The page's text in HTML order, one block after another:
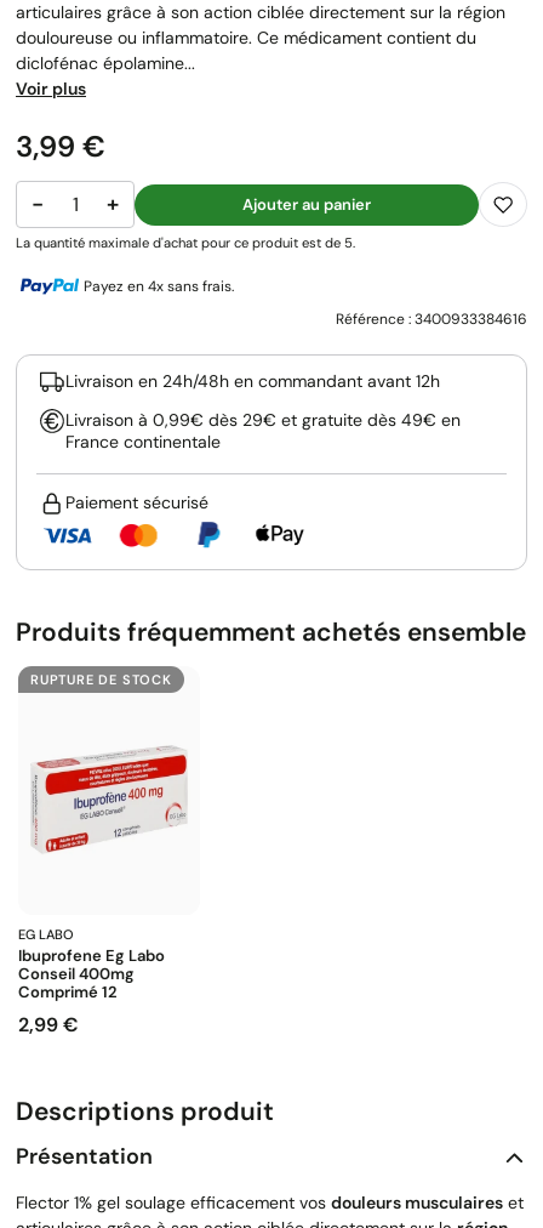
articulaires grâce à son action ciblée directement sur la région
douloureuse ou inflammatoire. Ce médicament contient du
diclofénac épolamine...
Voir plus
Prix
3,99 €
− + Ajouter au panier
La quantité maximale d'achat pour ce produit est de 5.
Payez en 4x sans frais.
Référence :3400933384616
Livraison en 24h/48h en commandant avant 12h
Livraison à 0,99€ dès 29€ et gratuite dès 49€ en
France continentale
Paiement sécurisé
Produits fréquemment achetés ensemble
RUPTURE DE STOCK
EG LABO
Ibuprofene Eg Labo
Conseil 400mg
Comprimé 12
Prix
2,99 €
Descriptions produit
Présentation
Flector 1% gel soulage efficacement vos douleurs musculaires et